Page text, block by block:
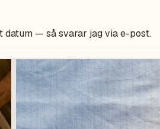
datum — så svarar jag via e-post.